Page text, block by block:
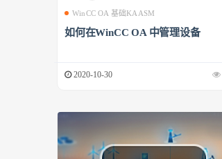
WinCC OA 基础KAASM
如何在WinCC OA 中管理设备
2020-10-30